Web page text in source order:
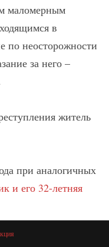
маломерным
в
по неосторожности
за него –
житель
при аналогичных
и его 32-летняя